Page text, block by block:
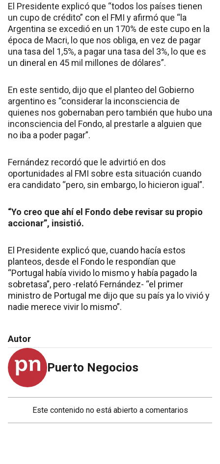
El Presidente explicó que “todos los países tienen
un cupo de crédito” con el FMI y afirmó que “la
Argentina se excedió en un 170% de este cupo en la
época de Macri, lo que nos obliga, en vez de pagar
una tasa del 1,5%, a pagar una tasa del 3%, lo que es
un dineral en 45 mil millones de dólares”.
En este sentido, dijo que el planteo del Gobierno
argentino es “considerar la inconsciencia de
quienes nos gobernaban pero también que hubo una
inconsciencia del Fondo, al prestarle a alguien que
no iba a poder pagar”.
Fernández recordó que le advirtió en dos
oportunidades al FMI sobre esta situación cuando
era candidato “pero, sin embargo, lo hicieron igual”.
“Yo creo que ahí el Fondo debe revisar su propio
accionar”, insistió.
El Presidente explicó que, cuando hacía estos
planteos, desde el Fondo le respondían que
“Portugal había vivido lo mismo y había pagado la
sobretasa”, pero -relató Fernández- “el primer
ministro de Portugal me dijo que su país ya lo vivió y
nadie merece vivir lo mismo”.
Autor
Puerto Negocios
Este contenido no está abierto a comentarios